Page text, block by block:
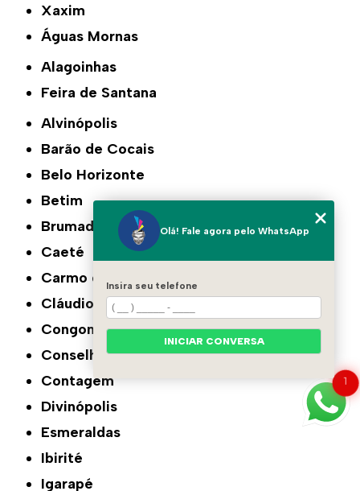
Xaxim
Águas Mornas
Alagoinhas
Feira de Santana
Alvinópolis
Barão de Cocais
Belo Horizonte
Betim
Brumadinho
Caeté
Carmo do Cajuru
Cláudio
Congonhas
Conselheiro Lafaiete
Contagem
Divinópolis
Esmeraldas
Ibirité
Igarapé
1
Olá! Fale agora pelo WhatsApp
Insira seu telefone
INICIAR CONVERSA